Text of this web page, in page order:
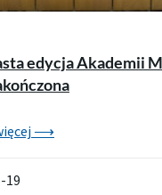
edycja Akademii
⟶
19